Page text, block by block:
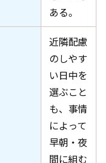
ある。
近隣配慮
のしやす
い日中を
選ぶこと
も、事情
によって
早朝・夜
間に組む